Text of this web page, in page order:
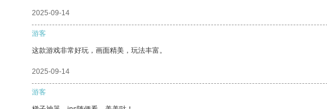
2025-09-14
游客
这款游戏非常好玩，画面精美，玩法丰富。
2025-09-14
游客